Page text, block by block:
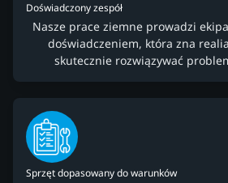
Doświadczony zespół
Nasze prace ziemne prowadzi
doświadczeniem, która zna
skutecznie rozwiązywać
Sprzęt dopasowany do warunków